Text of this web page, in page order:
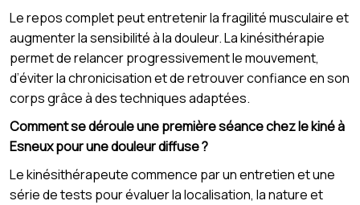
Le repos complet peut entretenir la fragilité musculaire et
augmenter la sensibilité à la douleur. La kinésithérapie
permet de relancer progressivement le mouvement,
d’éviter la chronicisation et de retrouver confiance en son
corps grâce à des techniques adaptées.
Comment se déroule une première séance chez le kiné à
Esneux pour une douleur diffuse ?
Le kinésithérapeute commence par un entretien et une
série de tests pour évaluer la localisation, la nature et